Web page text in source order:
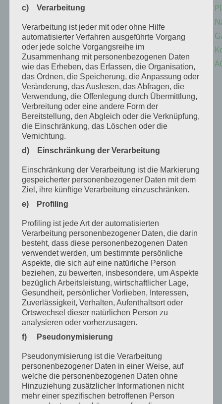
Wellnessoase Badezimmer
vonNicole Weiler|Apr. 30, 2025|Aktuelles
Badsanierung
Ihr Traum – Badezimmer mit Träume aus Holz:
c) Verarbeitung
Verarbeitung ist jeder mit oder ohne Hilfe
automatisierter Verfahren ausgeführte Vorgang
oder jede solche Vorgangsreihe im
Zusammenhang mit personenbezogenen Daten
wie das Erheben, das Erfassen, die Organisation,
das Ordnen, die Speicherung, die Anpassung oder
Veränderung, das Auslesen, das Abfragen, die
Verwendung, die Offenlegung durch Übermittlung,
Verbreitung oder eine andere Form der
Bereitstellung, den Abgleich oder die Verknüpfung,
die Einschränkung, das Löschen oder die
Vernichtung.
d) Einschränkung der Verarbeitung
Einschränkung der Verarbeitung ist die Markierung
gespeicherter personenbezogener Daten mit dem
Ziel, ihre künftige Verarbeitung einzuschränken.
e) Profiling
Profiling ist jede Art der automatisierten
Verarbeitung personenbezogener Daten, die darin
besteht, dass diese personenbezogenen Daten
verwendet werden, um bestimmte persönliche
Aspekte, die sich auf eine natürliche Person
beziehen, zu bewerten, insbesondere, um Aspekte
bezüglich Arbeitsleistung, wirtschaftlicher Lage,
Gesundheit, persönlicher Vorlieben, Interessen,
Zuverlässigkeit, Verhalten, Aufenthaltsort oder
Ortswechsel dieser natürlichen Person zu
analysieren oder vorherzusagen.
f) Pseudonymisierung
Pseudonymisierung ist die Verarbeitung
personenbezogener Daten in einer Weise, auf
welche die personenbezogenen Daten ohne
Hinzuziehung zusätzlicher Informationen nicht
mehr einer spezifischen betroffenen Person